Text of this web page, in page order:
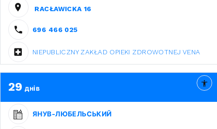
RACŁAWICKA 16
696 466 025
NIEPUBLICZNY ZAKŁAD OPIEKI ZDROWOTNEJ VENA
29 днів
ЯНУВ-ЛЮБЕЛЬСЬКИЙ